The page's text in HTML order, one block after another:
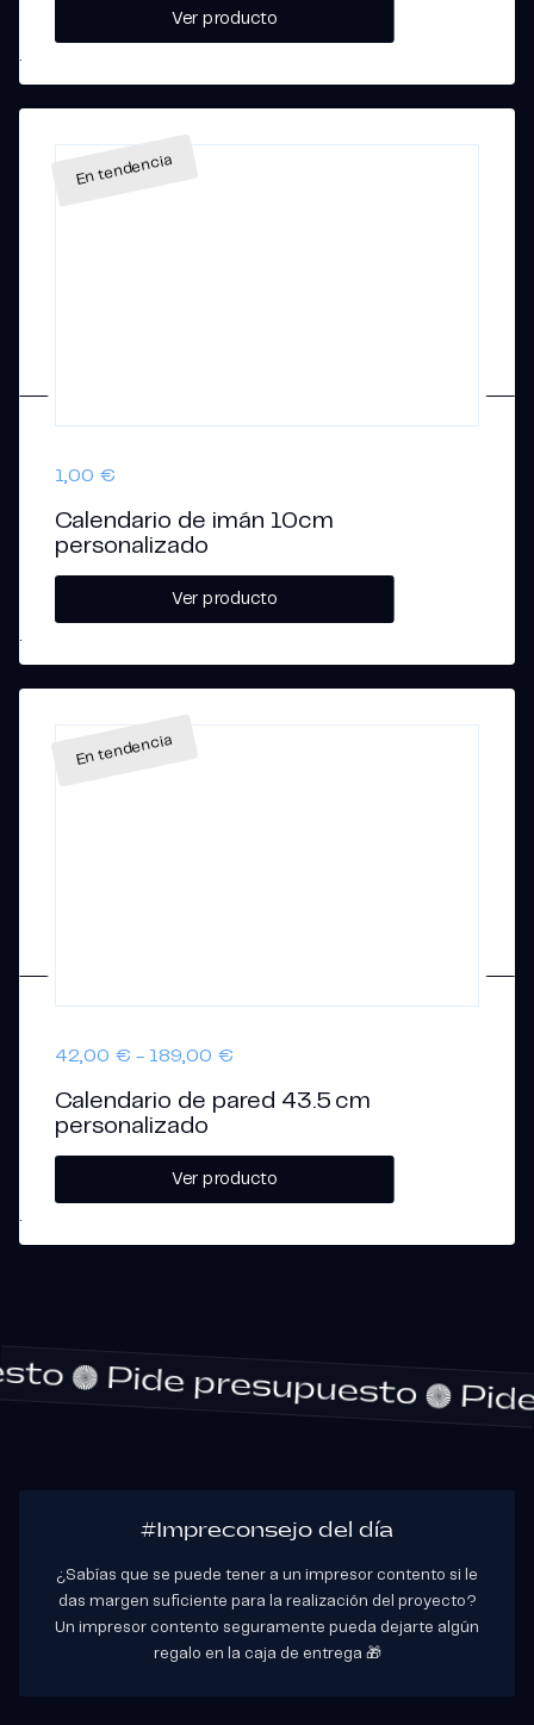
hasta
0,24 €
Ver producto
1,00 €
Calendario de imán 10cm
personalizado
Ver producto
42,00 € - 189,00 €
precios:
desde
hasta
189,00 €
Calendario de pared 43.5 cm
personalizado
Ver producto
Pide presupuesto
#Impreconsejo del día
¿Sabías que se puede tener a un impresor contento si le
das margen suficiente para la realización del proyecto?
Un impresor contento seguramente pueda dejarte algún
regalo en la caja de entrega 🎁